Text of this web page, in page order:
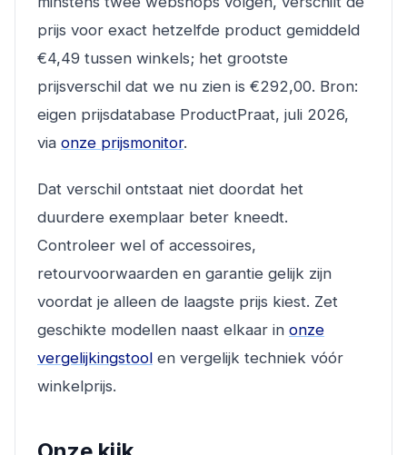
prijs voor exact hetzelfde product gemiddeld
€4,49 tussen winkels; het grootste
prijsverschil dat we nu zien is €292,00. Bron:
eigen prijsdatabase ProductPraat, juli 2026,
via onze prijsmonitor.
Dat verschil ontstaat niet doordat het
duurdere exemplaar beter kneedt.
Controleer wel of accessoires,
retourvoorwaarden en garantie gelijk zijn
voordat je alleen de laagste prijs kiest. Zet
geschikte modellen naast elkaar in onze
vergelijkingstool en vergelijk techniek vóór
winkelprijs.